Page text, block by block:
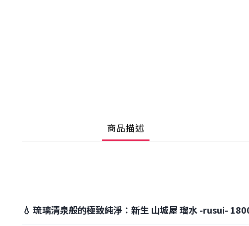
商品描述
💧 琉璃清泉般的極致純淨：新生 山城屋 瑠水 -rusui-